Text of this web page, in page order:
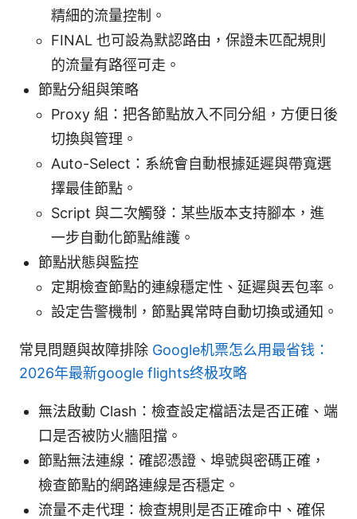
精細的流量控制。
FINAL 也可設為默認路由，保證未匹配規則
的流量有路徑可走。
節點分組與策略
Proxy 組：把各節點放入不同分組，方便日後
切換與管理。
Auto-Select：系統會自動根據延遲與帶寬選
擇最佳節點。
Script 與二次觸發：某些版本支持腳本，進
一步自動化節點維護。
節點狀態與監控
定期檢查節點的連線穩定性、延遲與丟包率。
設定告警機制，節點異常時自動切換或通知。
常見問題與故障排除 Google机票怎么用最省钱：
2026年最新google flights终极攻略
無法啟動 Clash：檢查設定檔語法是否正確、端
口是否被防火牆阻擋。
節點無法連線：確認憑證、埠號與密碼正確，
檢查節點的網路連線是否穩定。
流量不走代理：檢查規則是否正確命中、確保